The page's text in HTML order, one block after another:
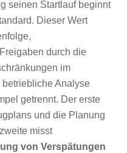
seinen Startlauf beginnt
Dieser Wert
durch die
im
Analyse
getrennt. Der erste
und die Planung
misst
von Verspätungen